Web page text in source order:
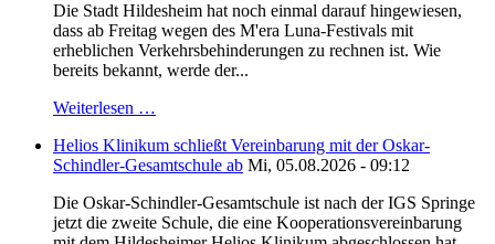
Die Stadt Hildesheim hat noch einmal darauf hingewiesen,
dass ab Freitag wegen des M'era Luna-Festivals mit
erheblichen Verkehrsbehinderungen zu rechnen ist. Wie
bereits bekannt, werde der...
Weiterlesen …
Helios Klinikum schließt Vereinbarung mit der Oskar-
Schindler-Gesamtschule ab Mi, 05.08.2026 - 09:12
Die Oskar-Schindler-Gesamtschule ist nach der IGS Springe
jetzt die zweite Schule, die eine Kooperationsvereinbarung